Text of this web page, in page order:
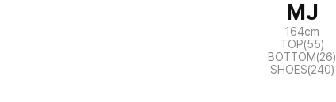
MJ
164cm
TOP(55)
BOTTOM(26)
SHOES(240)